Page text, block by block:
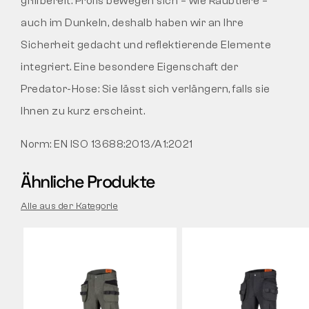
auch im Dunkeln, deshalb haben wir an Ihre
Sicherheit gedacht und reflektierende Elemente
integriert. Eine besondere Eigenschaft der
Predator-Hose: Sie lässt sich verlängern, falls sie
Ihnen zu kurz erscheint.
Norm: EN ISO 13688:2013/A1:2021
Ähnliche Produkte
Alle aus der Kategorie